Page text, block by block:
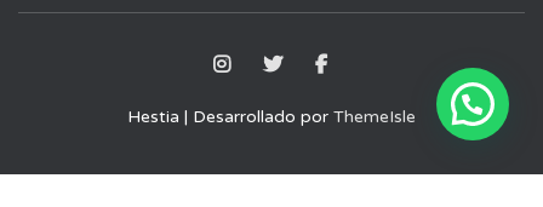
Hestia | Desarrollado por ThemeIsle